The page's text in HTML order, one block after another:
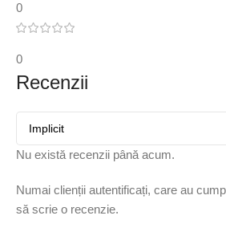
0
0
Recenzii
Nu există recenzii până acum.
Numai clienții autentificați, care au
să scrie o recenzie.